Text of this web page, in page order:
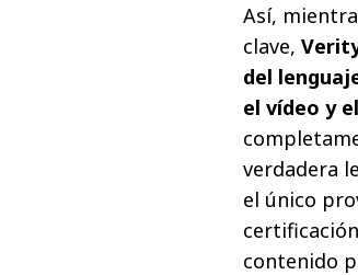
Así,
clave,
del
el vídeo y
verdadera
el único
contenido